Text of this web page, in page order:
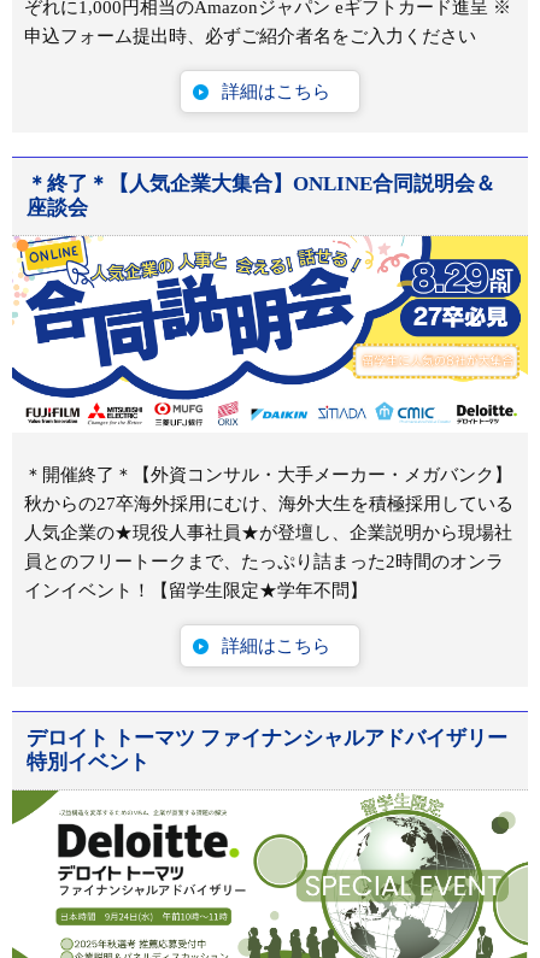
ぞれに1,000円相当のAmazonジャパン eギフトカード進呈 ※
申込フォーム提出時、必ずご紹介者名をご入力ください
詳細はこちら
＊終了＊【人気企業大集合】ONLINE合同説明会＆
座談会
＊開催終了＊【外資コンサル・大手メーカー・メガバンク】
秋からの27卒海外採用にむけ、海外大生を積極採用している
人気企業の★現役人事社員★が登壇し、企業説明から現場社
員とのフリートークまで、たっぷり詰まった2時間のオンラ
インイベント！【留学生限定★学年不問】
詳細はこちら
デロイト トーマツ ファイナンシャルアドバイザリー
特別イベント